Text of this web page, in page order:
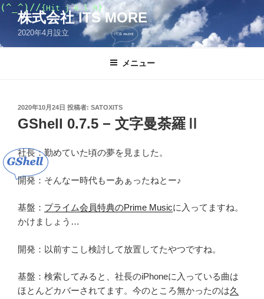
コ
ン
株式会社 ITS MORE
2020年4月設立
メニュー
投
稿
日:
2020年10月24日 投稿者: SATOXITS
GShell 0.7.5 − 文字曼荼羅Ⅱ
社長：勤めていた頃の夢を見ました。
開発：そんなー時代もーあぁったねとー♪
基盤： プライム会員特典のPrime Musicに入ってますね。
かけましょう…
開発：以前すこし検討して放置してたやつですね。
基盤：検索してみると、社長のiPhoneに入っている曲は
ほとんどカバーされてます。今のところ無かったのは久
(^_^)//{Hit j k l h}